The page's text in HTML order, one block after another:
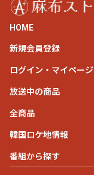
HOME
新規会員登録
ログイン・マイページ
放送中の商品
全商品
韓国ロケ地情報
番組から探す